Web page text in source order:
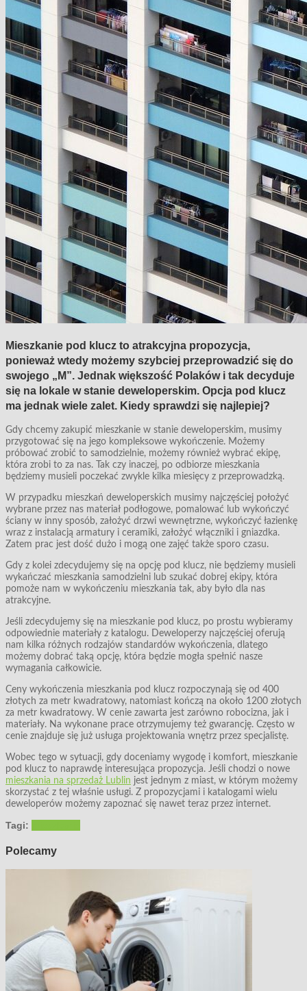
Mieszkanie pod klucz to atrakcyjna propozycja,
ponieważ wtedy możemy szybciej przeprowadzić się do
swojego „M”. Jednak większość Polaków i tak decyduje
się na lokale w stanie deweloperskim. Opcja pod klucz
ma jednak wiele zalet. Kiedy sprawdzi się najlepiej?
Gdy chcemy zakupić mieszkanie w stanie deweloperskim, musimy
przygotować się na jego kompleksowe wykończenie. Możemy
próbować zrobić to samodzielnie, możemy również wybrać ekipę,
która zrobi to za nas. Tak czy inaczej, po odbiorze mieszkania
będziemy musieli poczekać zwykle kilka miesięcy z przeprowadzką.
W przypadku mieszkań deweloperskich musimy najczęściej położyć
wybrane przez nas materiał podłogowe, pomalować lub wykończyć
ściany w inny sposób, założyć drzwi wewnętrzne, wykończyć łazienkę
wraz z instalacją armatury i ceramiki, założyć włączniki i gniazdka.
Zatem prac jest dość dużo i mogą one zajęć także sporo czasu.
Gdy z kolei zdecydujemy się na opcję pod klucz, nie będziemy musieli
wykańczać mieszkania samodzielni lub szukać dobrej ekipy, która
pomoże nam w wykończeniu mieszkania tak, aby było dla nas
atrakcyjne.
Jeśli zdecydujemy się na mieszkanie pod klucz, po prostu wybieramy
odpowiednie materiały z katalogu. Deweloperzy najczęściej oferują
nam kilka różnych rodzajów standardów wykończenia, dlatego
możemy dobrać taką opcję, która będzie mogła spełnić nasze
wymagania całkowicie.
Ceny wykończenia mieszkania pod klucz rozpoczynają się od 400
złotych za metr kwadratowy, natomiast kończą na około 1200 złotych
za metr kwadratowy. W cenie zawarta jest zarówno robocizna, jak i
materiały. Na wykonane prace otrzymujemy też gwarancję. Często w
cenie znajduje się już usługa projektowania wnętrz przez specjalistę.
Wobec tego w sytuacji, gdy doceniamy wygodę i komfort, mieszkanie
pod klucz to naprawdę interesująca propozycja. Jeśli chodzi o nowe
mieszkania na sprzedaż Lublin jest jednym z miast, w którym możemy
skorzystać z tej właśnie usługi. Z propozycjami i katalogami wielu
deweloperów możemy zapoznać się nawet teraz przez internet.
Tagi:
Polecamy